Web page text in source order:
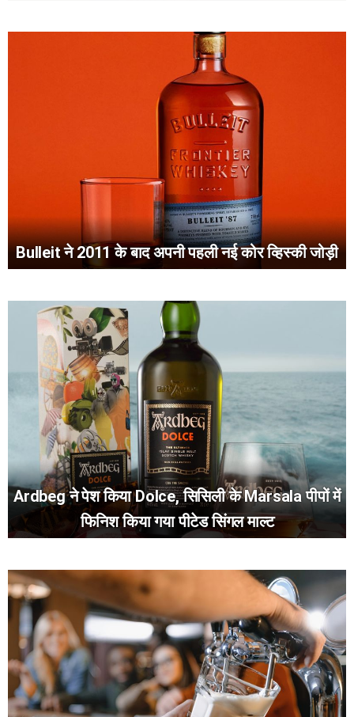
Bulleit ने 2011 के बाद अपनी पहली नई कोर व्हिस्की जोड़ी
Ardbeg ने पेश किया Dolce, सिसिली के Marsala पीपों में
फिनिश किया गया पीटेड सिंगल माल्ट